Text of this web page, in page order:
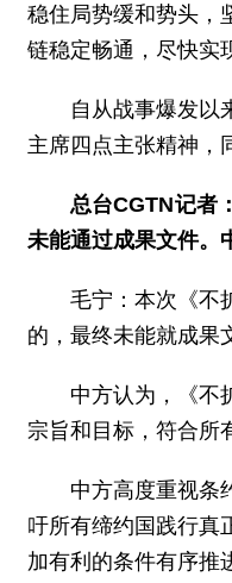
稳住局势缓和势头，
链稳定畅通，尽快实
自从战事爆发以
主席四点主张精神，
总台CGTN记者
未能通过成果文件。
毛宁：本次《不
的，最终未能就成果
中方认为，《不
宗旨和目标，符合所
中方高度重视条
吁所有缔约国践行真
加有利的条件有序推